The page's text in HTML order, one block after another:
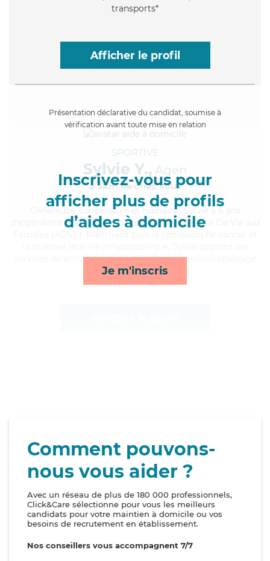
transports*
Afficher le profil
Présentation déclarative du candidat, soumise à
vérification avant toute mise en relation
Inscrivez-vous pour
afficher plus de profils
d’aides à domicile
Je m'inscris
SPORTIVE
Sylvie Y., Agen
à 5km de chez Vous
, coopérative et humaine, Sylvie a 6 ans
d'expérience et possède un diplôme d'Assistante De Vie aux
services de activités, compagnie/loisirs, lessive/repassage
et toilette/habillage*
Comment pouvons-
nous vous aider ?
Avec un réseau de plus de 180 000 professionnels,
Click&Care sélectionne pour vous les meilleurs
candidats pour votre maintien à domicile ou vos
besoins de recrutement en établissement.
Nos conseillers vous accompagnent 7/7